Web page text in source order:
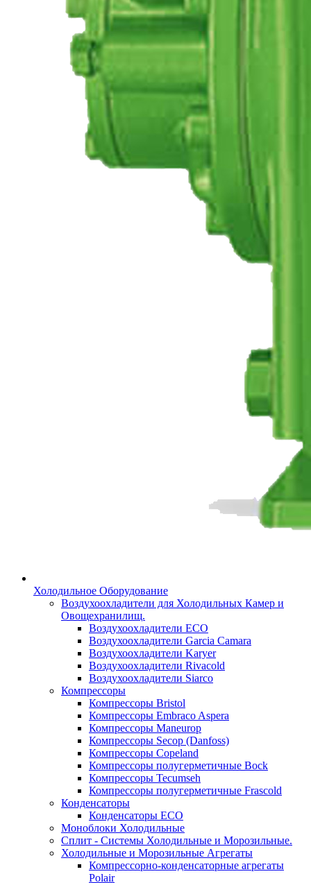
Холодильное Оборудование
Воздухоохладители для Холодильных Камер и
Овощехранилищ.
Воздухоохладители ECO
Воздухоохладители Garcia Camara
Воздухоохладители Karyer
Воздухоохладители Rivacold
Воздухоохладители Siarco
Компрессоры
Компрессоры Bristol
Компрессоры Embraco Aspera
Компрессоры Maneurop
Компрессоры Secop (Danfoss)
Компрессоры Copeland
Компрессоры полугерметичные Bock
Компрессоры Tecumseh
Компрессоры полугерметичные Frascold
Конденсаторы
Конденсаторы ECO
Моноблоки Холодильные
Сплит - Системы Холодильные и Морозильные.
Холодильные и Морозильные Агрегаты
Компрессорно-конденсаторные агрегаты
Polair